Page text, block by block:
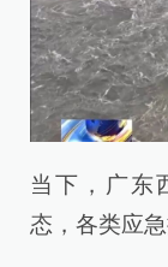
当下，广东
态，各类应